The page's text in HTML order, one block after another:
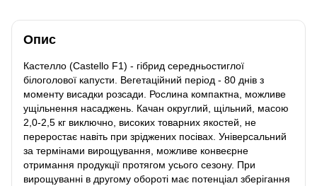
Опис
Кастелло (Castello F1) - гібрид середньостиглої
білоголової капусти. Вегетаційний період - 80 днів з
моменту висадки розсади. Рослина компактна, можливе
ущільнення насаджень. Качан округлий, щільний, масою
2,0-2,5 кг виключно, високих товарних якостей, не
переростає навіть при зріджених посівах. Універсальний
за термінами вирощування, можливе конвеєрне
отримання продукції протягом усього сезону. При
вирощуванні в другому обороті має потенціал зберігання